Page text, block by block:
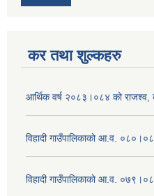
कर तथा शुल्कहरु
आर्थिक वर्ष २०८३।०८४ को
विहादी गाउँपालिकाको आ.व.
विहादी गाउँपालिकाको आ.व.